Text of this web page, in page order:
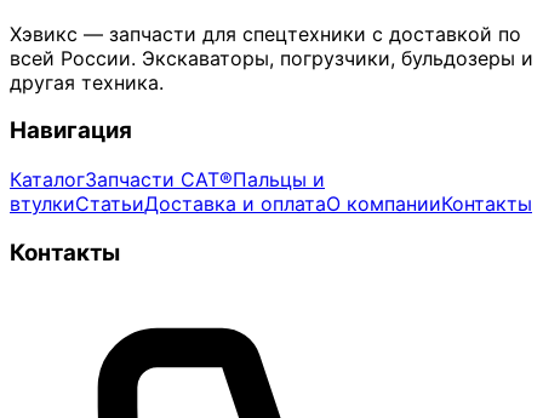
Хэвикс — запчасти для спецтехники с доставкой по
всей России. Экскаваторы, погрузчики, бульдозеры и
другая техника.
Навигация
КаталогЗапчасти CAT®Пальцы и
втулкиСтатьиДоставка и оплатаО компанииКонтакты
Контакты